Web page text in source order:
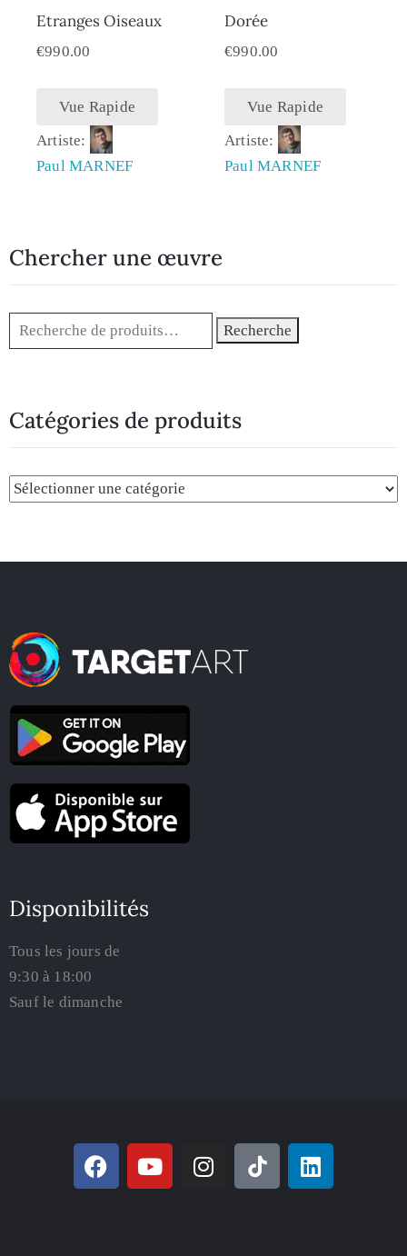
Etranges Oiseaux
€990.00
Vue Rapide
Artiste:
Paul MARNEF
Dorée
€990.00
Vue Rapide
Artiste:
Paul MARNEF
Chercher une œuvre
Recherche
Catégories de produits
Disponibilités
Tous les jours de
9:30 à 18:00
Sauf le dimanche